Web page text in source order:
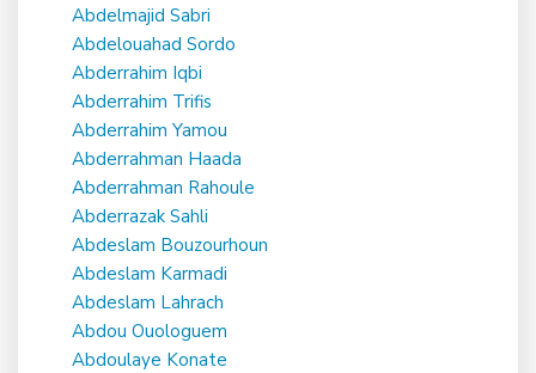
Abdelmajid Sabri
Abdelouahad Sordo
Abderrahim Iqbi
Abderrahim Trifis
Abderrahim Yamou
Abderrahman Haada
Abderrahman Rahoule
Abderrazak Sahli
Abdeslam Bouzourhoun
Abdeslam Karmadi
Abdeslam Lahrach
Abdou Ouologuem
Abdoulaye Konate